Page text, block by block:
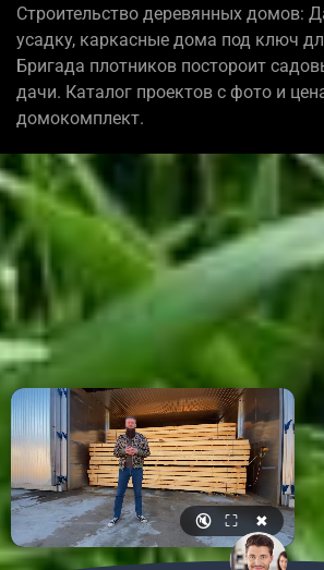
Строительство деревянных домов:
усадку, каркасные дома под ключ
Бригада плотников постороит
дачи. Каталог проектов с фото и
домокомплект.
🔇 ⛶ ✖